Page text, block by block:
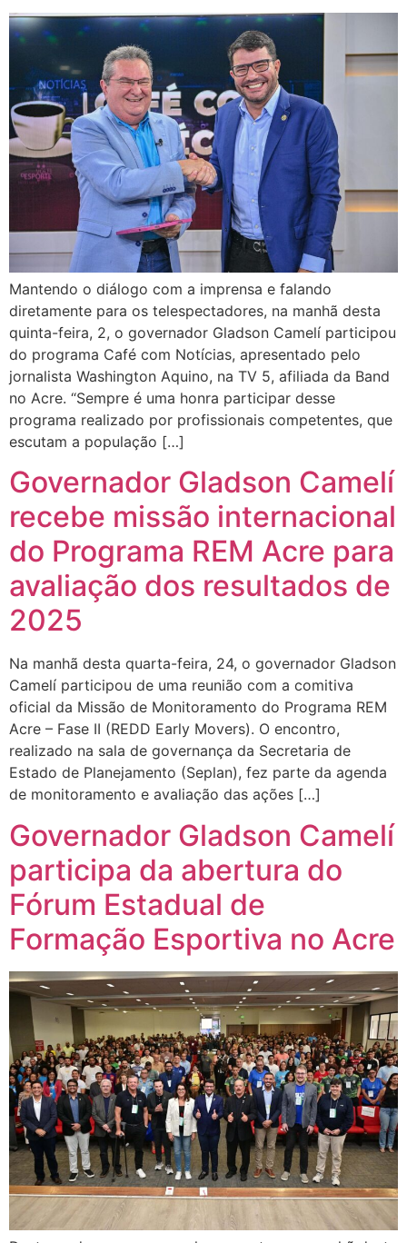
Mantendo o diálogo com a imprensa e falando
diretamente para os telespectadores, na manhã desta
quinta-feira, 2, o governador Gladson Camelí participou
do programa Café com Notícias, apresentado pelo
jornalista Washington Aquino, na TV 5, afiliada da Band
no Acre. “Sempre é uma honra participar desse
programa realizado por profissionais competentes, que
escutam a população […]
Governador Gladson Camelí
recebe missão internacional
do Programa REM Acre para
avaliação dos resultados de
2025
Na manhã desta quarta-feira, 24, o governador Gladson
Camelí participou de uma reunião com a comitiva
oficial da Missão de Monitoramento do Programa REM
Acre – Fase II (REDD Early Movers). O encontro,
realizado na sala de governança da Secretaria de
Estado de Planejamento (Seplan), fez parte da agenda
de monitoramento e avaliação das ações […]
Governador Gladson Camelí
participa da abertura do
Fórum Estadual de
Formação Esportiva no Acre